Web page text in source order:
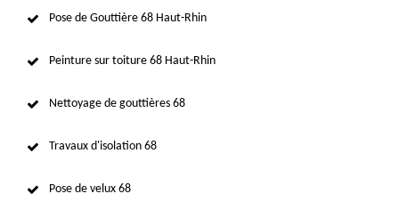
Pose de Gouttière 68 Haut-Rhin
Peinture sur toiture 68 Haut-Rhin
Nettoyage de gouttières 68
Travaux d'isolation 68
Pose de velux 68